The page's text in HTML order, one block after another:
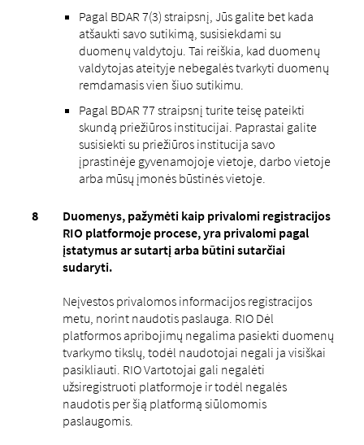
Pagal BDAR 7(3) straipsnį, Jūs galite bet kada
atšaukti savo sutikimą, susisiekdami su
duomenų valdytoju. Tai reiškia, kad duomenų
valdytojas ateityje nebegalės tvarkyti duomenų
remdamasis vien šiuo sutikimu.
Pagal BDAR 77 straipsnį turite teisę pateikti
skundą priežiūros institucijai. Paprastai galite
susisiekti su priežiūros institucija savo
įprastinėje gyvenamojoje vietoje, darbo vietoje
arba mūsų įmonės būstinės vietoje.
Duomenys, pažymėti kaip privalomi registracijos
RIO platformoje procese, yra privalomi pagal
įstatymus ar sutartį arba būtini sutarčiai
sudaryti.
Neįvestos privalomos informacijos registracijos
metu, norint naudotis paslauga. RIO Dėl
platformos apribojimų negalima pasiekti duomenų
tvarkymo tikslų, todėl naudotojai negali ja visiškai
pasikliauti. RIO Vartotojai gali negalėti
užsiregistruoti platformoje ir todėl negalės
naudotis per šią platformą siūlomomis
paslaugomis.